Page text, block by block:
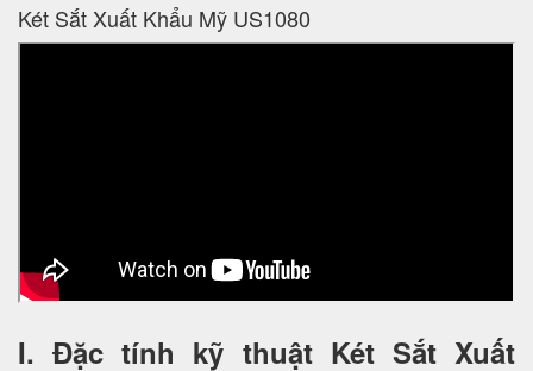
Két Sắt Xuất Khẩu Mỹ US1080
I. Đặc tính kỹ thuật Két Sắt Xuất